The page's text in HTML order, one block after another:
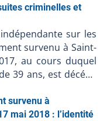
criminelles et
sur les
survenu à Saint-
au cours duquel
39 ans, est décédé
de la Sûreté du
suivants : Le 11
Service de police
survenu à
mai 2018 : l’identité